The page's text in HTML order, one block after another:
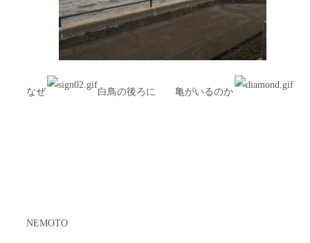
なぜ 白鳥の後ろに 亀がいるのか
NEMOTO